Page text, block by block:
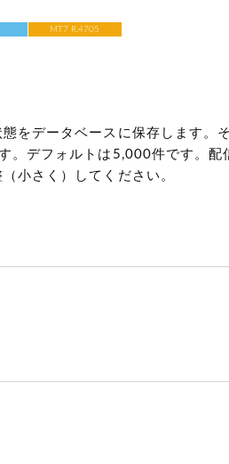
MT7 R.4705
をデータベースに保存します。
。デフォルトは5,000件です。配
小さく）してください。